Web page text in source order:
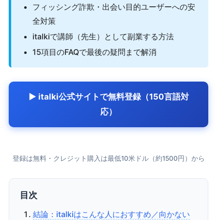
フィッシング詐欺・出会い目的ユーザーへの安
全対策
italkiで講師（先生）として副業する方法
15項目のFAQで最後の疑問まで解消
▶ italki公式サイトで無料登録（150言語対
応）
登録は無料・クレジット購入は最低10米ドル（約1500円）から
目次
結論：italkiはこんな人におすすめ／向かない